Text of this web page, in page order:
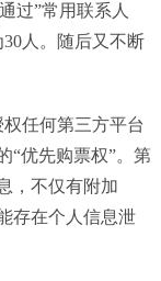
过”常用联系人
30人。随后又不断
任何第三方平台
“优先购票权”。第
，不仅有附加
存在个人信息泄